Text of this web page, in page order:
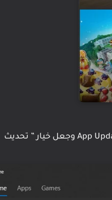
كل ما يجب عليك فعله الآن هو الانتقال لقسم تحديثات التطبيقات App Updates وجعل خيار ” تحديث